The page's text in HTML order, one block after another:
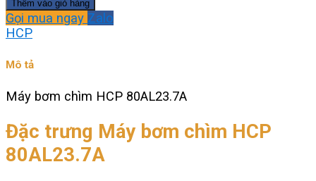
chìm
HCP
số
Thêm vào giỏ hàng
Gọi mua ngay Zalo
HCP
Mô tả
Máy bơm chìm HCP 80AL23.7A
Đặc trưng Máy bơm chìm HCP
80AL23.7A